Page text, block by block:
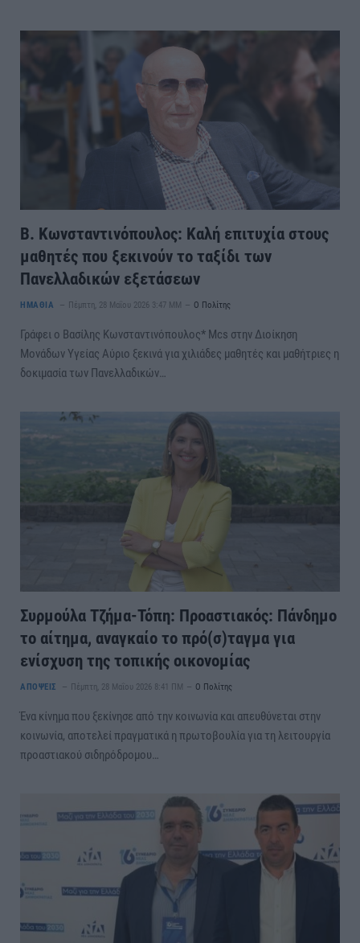
Β. Κωνσταντινόπουλος: Καλή επιτυχία στους
μαθητές που ξεκινούν το ταξίδι των
Πανελλαδικών εξετάσεων
ΗΜΑΘΙΑ Πέμπτη, 28 Μαΐου 2026 3:47 ΜΜ Ο Πολίτης
Γράφει ο Βασίλης Κωνσταντινόπουλος* Mcs στην Διοίκηση
Μονάδων Υγείας Αύριο ξεκινά για χιλιάδες μαθητές και μαθήτριες η
δοκιμασία των Πανελλαδικών…
Συρμούλα Τζήμα-Τόπη: Προαστιακός: Πάνδημο
το αίτημα, αναγκαίο το πρό(σ)ταγμα για
ενίσχυση της τοπικής οικονομίας
ΑΠΟΨΕΙΣ Πέμπτη, 28 Μαΐου 2026 8:41 ΠΜ Ο Πολίτης
Ένα κίνημα που ξεκίνησε από την κοινωνία και απευθύνεται στην
κοινωνία, αποτελεί πραγματικά η πρωτοβουλία για τη λειτουργία
προαστιακού σιδηρόδρομου…